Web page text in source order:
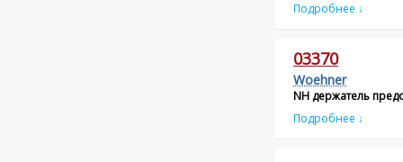
Подробнее ↓
03370
Woehner
NH держатель
Подробнее ↓